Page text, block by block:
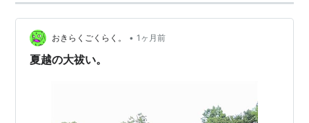
-0630.htm
http://www.d4.dion.ne.jp/~warapon/data02/media
-0630.htm
おきらくごくらく。 • 1ヶ月前
夏越の大祓い。